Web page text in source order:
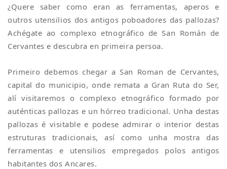
¿Quere saber como eran as ferramentas, aperos e
outros utensilios dos antigos poboadores das pallozas?
Achégate ao complexo etnográfico de San Román de
Cervantes e descubra en primeira persoa.
Primeiro debemos chegar a San Roman de Cervantes,
capital do municipio, onde remata a Gran Ruta do Ser,
alí visitaremos o complexo etnográfico formado por
auténticas pallozas e un hórreo tradicional. Unha destas
pallozas é visitable e podese admirar o interior destas
estruturas tradicionais, así como unha mostra das
ferramentas e utensilios empregados polos antigos
habitantes dos Ancares.